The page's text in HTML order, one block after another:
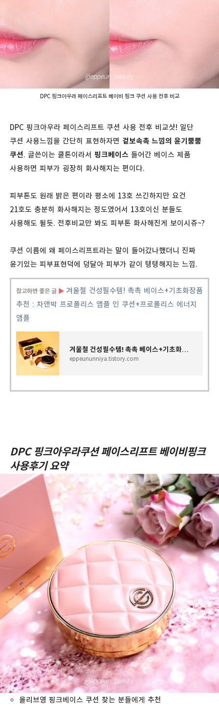
DPC 핑크아우라 페이스리프트 베이비 핑크 쿠션 사용 전후 비교
DPC 핑크아우라 페이스리프트 쿠션 사용 전후 비교샷! 일단
쿠션 사용느낌을 간단히 표현하자면 겉보속촉 느낌의 윤기뿜뿜
쿠션. 글쓴이는 쿨톤이라서 핑크베이스 들어간 베이스 제품
사용하면 피부가 굉장히 화사해지는 편이다.
피부톤도 원래 밝은 편이라 평소에 13호 쓰긴하지만 요건
21호도 충분히 화사해지는 정도였어서 13호이신 분들도
사용해도 될듯. 전후비교만 봐도 피부톤 화사해진게 보이시쥬~?
쿠션 이름에 왜 페이스리프트라는 말이 들어갔나했더니 진짜
윤기있는 피부표현덕에 덩달아 피부가 같이 탱탱해지는 느낌.
참고하면 좋은 글 ▶ 겨울철 건성필수템 ! 촉촉 베이스+기초화장품
추천 : 차앤박 프로폴리스 앰플 인 쿠션+프로폴리스 에너지
앰플
겨울철 건성필수템! 촉촉 베이스+기초화장품 추천 : 차앤박 프로폴리스 앰플 인 쿠션+프로폴리스
eppeununniya.tistory.com
DPC 핑크아우라쿠션 페이스리프트 베이비핑크
사용후기 요약
올리브영 핑크베이스 쿠션 찾는 분들에게 추천